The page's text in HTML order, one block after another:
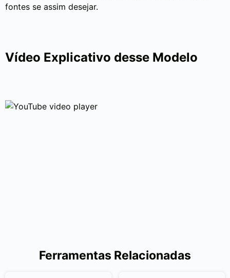
fontes se assim desejar.
Vídeo Explicativo desse Modelo
Ferramentas Relacionadas